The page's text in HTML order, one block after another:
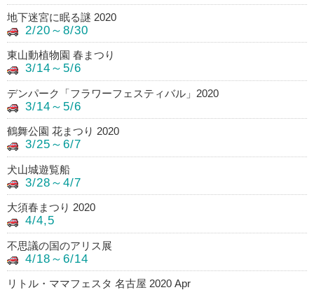
地下迷宮に眠る謎 2020
2/20～8/30
東山動植物園 春まつり
3/14～5/6
デンパーク「フラワーフェスティバル」2020
3/14～5/6
鶴舞公園 花まつり 2020
3/25～6/7
犬山城遊覧船
3/28～4/7
大須春まつり 2020
4/4,5
不思議の国のアリス展
4/18～6/14
リトル・ママフェスタ 名古屋 2020 Apr